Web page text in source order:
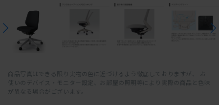
商品写真はできる限り実物の色に近づけるよう徹底しておりますが、 お
使いのデバイス・モニター設定、お部屋の照明等により実際の商品と色味
が異なる場合がございます。